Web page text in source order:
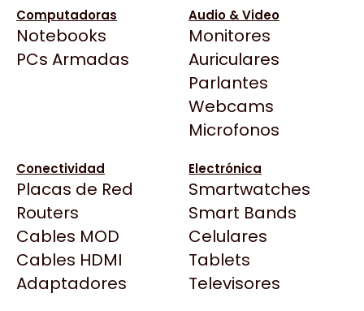
Computadoras
Notebooks
PCs Armadas
Audio & Video
Monitores
Auriculares
Parlantes
Webcams
Microfonos
Conectividad
Placas de Red
Routers
Cables MOD
Cables HDMI
Adaptadores
Electrónica
Smartwatches
Smart Bands
Celulares
Tablets
Televisores
BenQ
CX
Cooler Master
Deepcool
Dell
EVGA
Gamemax
Genesis
Genius
Todas las Tiendas
Click Gaming
Compufan Store
Dinobyte
Full H4rd
Gaming City
Gezatek
$486.762
Ver producto en la página de Gaming Point